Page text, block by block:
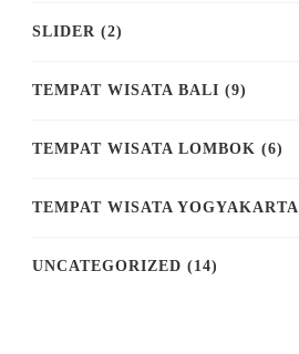
SLIDER (2)
TEMPAT WISATA BALI (9)
TEMPAT WISATA LOMBOK (6)
TEMPAT WISATA YOGYAKARTA
UNCATEGORIZED (14)